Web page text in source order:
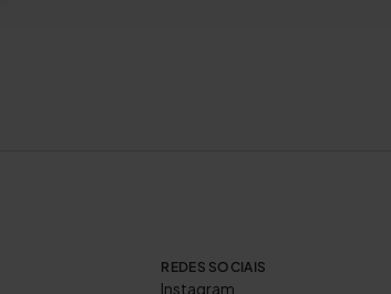
REDES SOCIAIS
Instagram